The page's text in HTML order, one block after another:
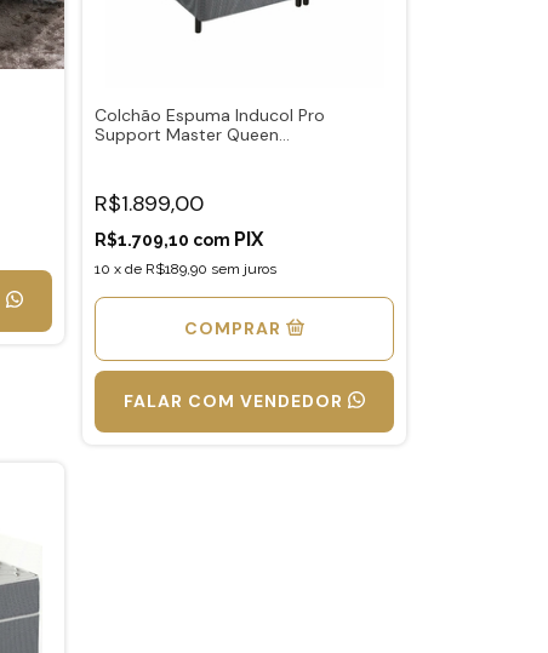
Colchão Espuma Inducol Pro
Support Master Queen
R$1.899,00
R$1.709,10 com
10 xde R$189,90 sem juros
COMPRAR
FALAR COM VENDEDOR